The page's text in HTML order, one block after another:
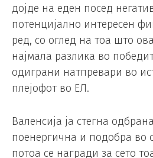
дојде на еден посед
потенцијално интересен
ред, со оглед на тоа што
најмала разлика во
одиграни натпревари во
плејофот во ЕЛ.
Валенсија ја стегна
поенергична и подобра во
потоа се награди за сето